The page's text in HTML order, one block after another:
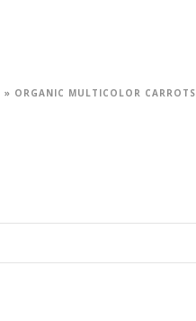
» ORGANIC MULTICOLOR CARROTS